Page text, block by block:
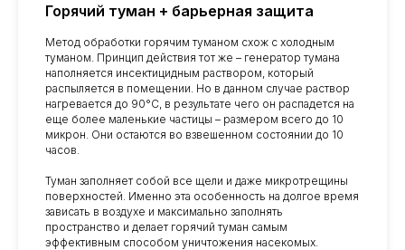
Горячий туман + барьерная защита
Метод обработки горячим туманом схож с холодным
туманом. Принцип действия тот же – генератор тумана
наполняется инсектицидным раствором, который
распыляется в помещении. Но в данном случае раствор
нагревается до 90°C, в результате чего он распадется на
еще более маленькие частицы – размером всего до 10
микрон. Они остаются во взвешенном состоянии до 10
часов.
Туман заполняет собой все щели и даже микротрещины
поверхностей. Именно эта особенность на долгое время
зависать в воздухе и максимально заполнять
пространство и делает горячий туман самым
эффективным способом уничтожения насекомых.
данныхв порядке и на условиях, указанных
Политике обработки персональных
данных
ЗАКАЗАТЬ ОБРАБОТКУ